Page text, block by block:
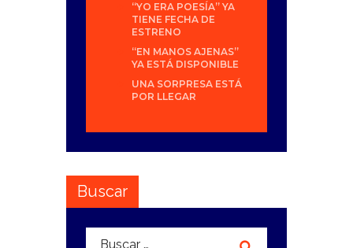
“YO ERA POESÍA” YA
TIENE FECHA DE
ESTRENO
“EN MANOS AJENAS”
YA ESTÁ DISPONIBLE
UNA SORPRESA ESTÁ
POR LLEGAR
Buscar
Buscar: